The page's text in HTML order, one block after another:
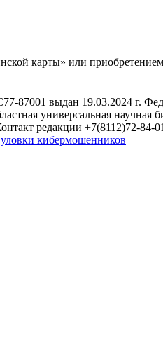
карты» или
87001 выдан 19.03.2024 г.
универсальная научная
редакции +7(8112)72-84-
уловки кибермошенников